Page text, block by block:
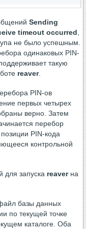
Sending
timeout occurred
не было успешным.
одинаковых PIN-
такую
reaver.
PIN-ов
первых четырех
верно. Затем
перебор
PIN-кода
контрольной
для запуска reaverна
базы данных
по текущей точке
каталоге. Оба